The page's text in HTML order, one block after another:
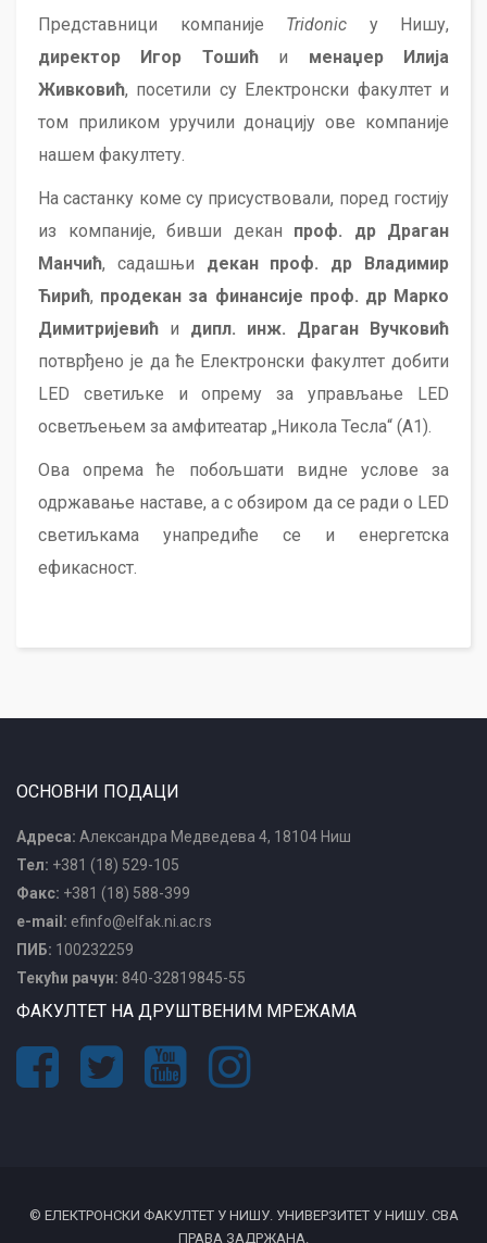
Представници компаније Tridonic у Нишу,
директор Игор Тошићи менаџер Илија
Живковић, посетили су Електронски факултет и
том приликом уручили донацију ове компаније
нашем факултету.
На састанку коме су присуствовали, поред гостију
из компаније, бивши декан проф. др Драган
Манчић, садашњи декан проф. др Владимир
Ћирић, продекан за финансије проф. др Марко
Димитријевић и дипл. инж. Драган Вучковић
потврђено је да ће Електронски факултет добити
LED светиљке и опрему за управљање LED
осветљењем за амфитеатар „Никола Тесла“ (А1).
Ова опрема ће побољшати видне услове за
одржавање наставе, а с обзиром да се ради о LED
светиљкама унапредиће се и енергетска
ефикасност.
ОСНОВНИ ПОДАЦИ
Адреса: Александра Медведева 4, 18104 Ниш
Тел: +381 (18) 529-105
Факс: +381 (18) 588-399
e-mail: efinfo@elfak.ni.ac.rs
ПИБ: 100232259
Текући рачун: 840-32819845-55
ФАКУЛТЕТ НА ДРУШТВЕНИМ МРЕЖАМА
© ЕЛЕКТРОНСКИ ФАКУЛТЕТ У НИШУ. УНИВЕРЗИТЕТ У НИШУ. СВА
ПРАВА ЗАДРЖАНА.